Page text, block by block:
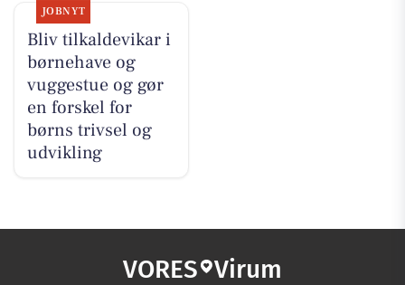
JOBNYT
Bliv tilkaldevikar i
børnehave og
vuggestue og gør
en forskel for
børns trivsel og
udvikling
VORES Virum